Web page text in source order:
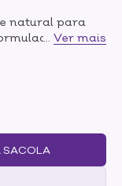
natural para
com
que se funde
imperfeições e
é escolha
o bem-estar
éticos.
Ver mais
SACOLA